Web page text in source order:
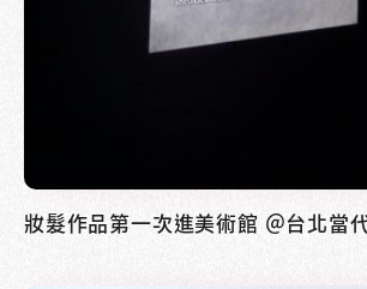
妝髮作品第一次進美術館 ＠台北當